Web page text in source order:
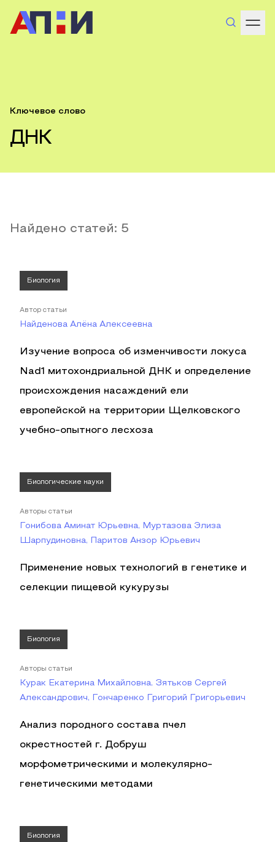
Ключевое слово
ДНК
Найдено статей: 5
Биология
Автор статьи
Найденова Алёна Алексеевна
Изучение вопроса об изменчивости локуса
Nad1 митохондриальной ДНК и определение
происхождения насаждений ели
европейской на территории Щелковского
учебно-опытного лесхоза
Биологические науки
Авторы статьи
Гонибова Аминат Юрьевна, Муртазова Элиза
Шарпудиновна, Паритов Анзор Юрьевич
Применение новых технологий в генетике и
селекции пищевой кукурузы
Биология
Авторы статьи
Курак Екатерина Михайловна, Зятьков Сергей
Александрович, Гончаренко Григорий Григорьевич
Анализ породного состава пчел
окрестностей г. Добруш
морфометрическими и молекулярно-
генетическими методами
Биология